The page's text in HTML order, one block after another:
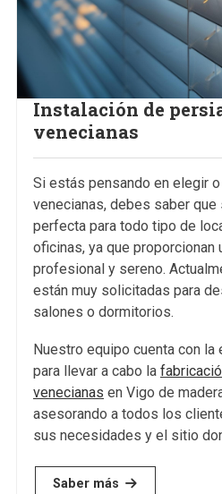
¿Cuánto duran
venecianas?
Las persianas venecianas son
protección solar más versátiles
de interiores.
Instalación de
venecianas
Si estás pensando en elegir
venecianas, debes saber
perfecta para todo tipo de
oficinas, ya que proporcionan
profesional y sereno.
están muy solicitadas para
salones o dormitorios.
Nuestro equipo cuenta con
para llevar a cabo la
venecianas en Vigo de
asesorando a todos los
sus necesidades y el sitio
Saber más